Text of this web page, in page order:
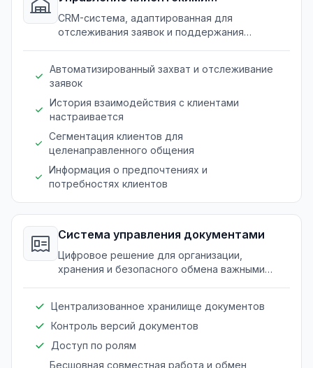
отношениями
CRM-система, адаптированная для
отслеживания заявок и поддержания
Автоматизированный захват и отслеживание
заявок
История взаимодействия с клиентами
настраивается
Сегментация клиентов для
целенаправленного общения
Информация о предпочтениях и
потребностях клиентов
Система управления документами
Цифровое решение для организации,
хранения и безопасного обмена важными
Централизованное хранилище документов
Контроль версий документов
Доступ по ролям
Бесшовная совместная работа и обмен